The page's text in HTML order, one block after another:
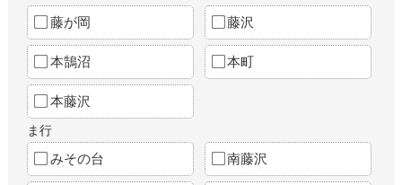
藤が岡 藤沢
本鵠沼 本町
本藤沢
ま行
みその台 南藤沢